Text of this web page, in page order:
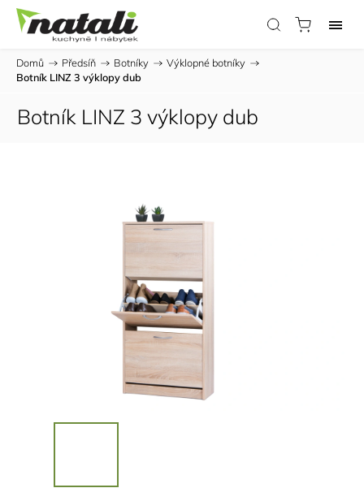
Domů / Předsíň / Botníky / Výklopné botníky /
Botník LINZ 3 výklopy dub
Botník LINZ 3 výklopy dub